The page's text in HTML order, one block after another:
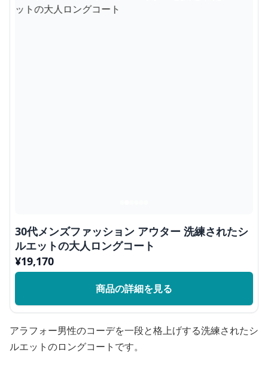
30代メンズファッション アウター 洗練されたシ
ルエットの大人ロングコート
¥19,170
商品の詳細を見る
アラフォー男性のコーデを一段と格上げする洗練されたシ
ルエットのロングコートです。